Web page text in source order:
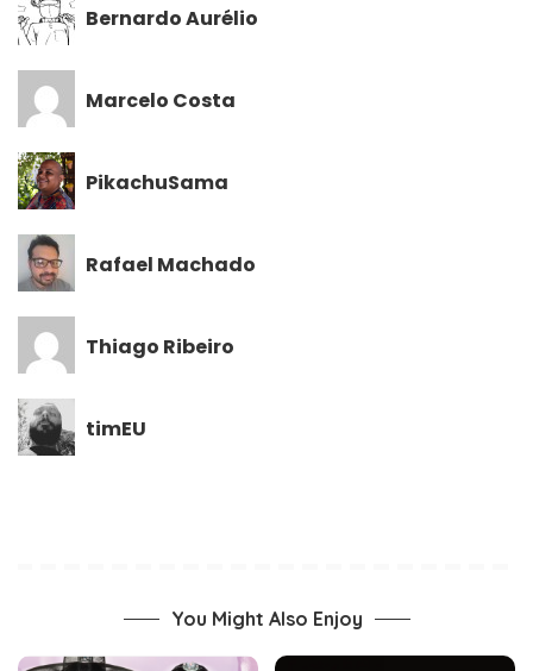
Bernardo Aurélio
Marcelo Costa
PikachuSama
Rafael Machado
Thiago Ribeiro
timEU
You Might Also Enjoy